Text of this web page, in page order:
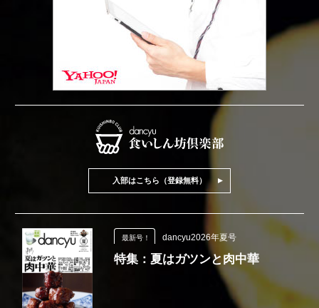
入部はこちら（登録無料）
最新号！ dancyu2026年夏号
特集：夏はガツンと肉中華